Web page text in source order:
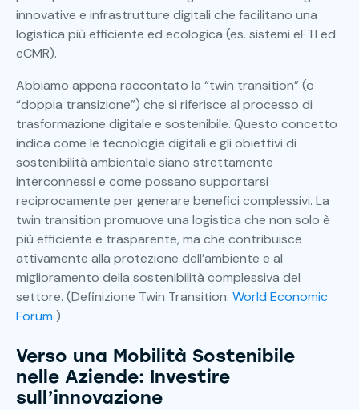
innovative e infrastrutture digitali che facilitano una
logistica più efficiente ed ecologica (es. sistemi eFTI ed
eCMR).
Abbiamo appena raccontato la “twin transition” (o
“doppia transizione”) che si riferisce al processo di
trasformazione digitale e sostenibile. Questo concetto
indica come le tecnologie digitali e gli obiettivi di
sostenibilità ambientale siano strettamente
interconnessi e come possano supportarsi
reciprocamente per generare benefici complessivi. La
twin transition promuove una logistica che non solo è
più efficiente e trasparente, ma che contribuisce
attivamente alla protezione dell’ambiente e al
miglioramento della sostenibilità complessiva del
settore. (Definizione Twin Transition: World Economic
Forum )
Verso una Mobilità Sostenibile
nelle Aziende: Investire
sull’innovazione